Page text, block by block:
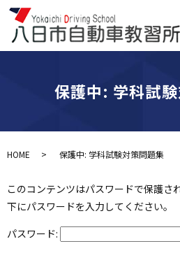
保護中: 学科試
HOME 保護中: 学科試験対策問題集
このコンテンツはパスワードで保護さ
下にパスワードを入力してください。
パスワード: